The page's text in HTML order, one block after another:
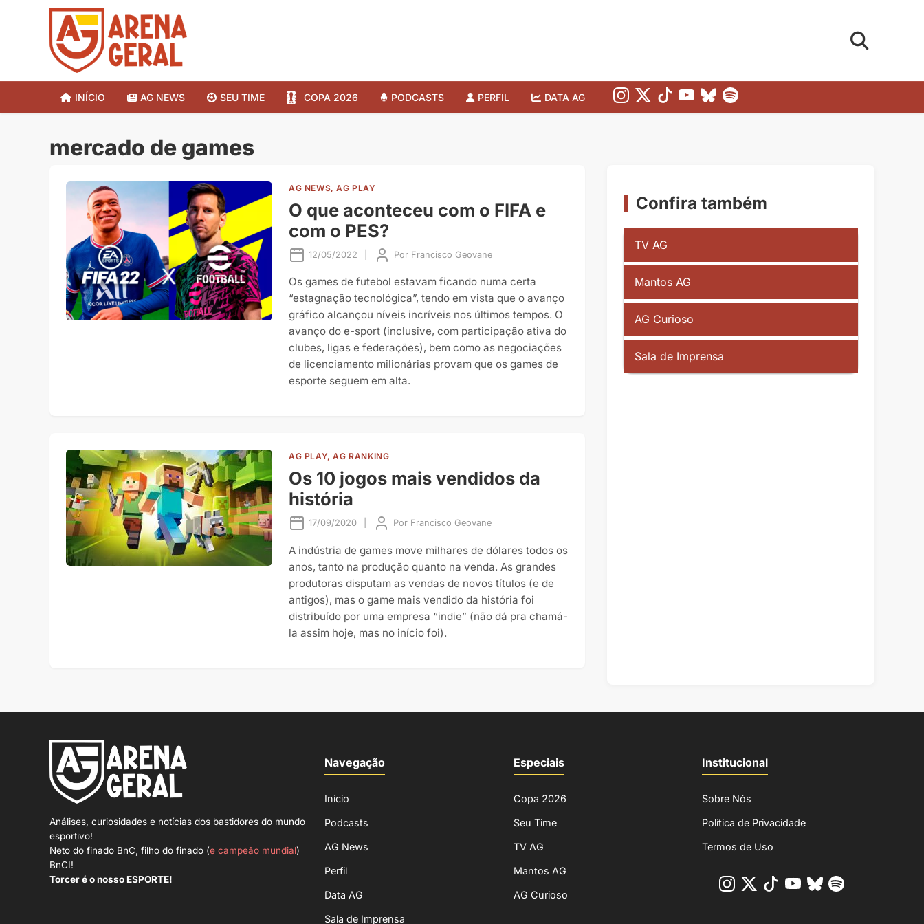
INÍCIO AG NEWS SEU TIME COPA 2026 PODCASTS PERFIL DATA AG
mercado de games
AG NEWS, AG PLAY
O que aconteceu com o FIFA e
com o PES?
12/05/2022 Por Francisco Geovane
Os games de futebol estavam ficando numa certa
“estagnação tecnológica”, tendo em vista que o avanço
gráfico alcançou níveis incríveis nos últimos tempos. O
avanço do e-sport (inclusive, com participação ativa do
clubes, ligas e federações), bem como as negociações
de licenciamento milionárias provam que os games de
esporte seguem em alta.
AG PLAY, AG RANKING
Os 10 jogos mais vendidos da
história
17/09/2020 Por Francisco Geovane
A indústria de games move milhares de dólares todos os
anos, tanto na produção quanto na venda. As grandes
produtoras disputam as vendas de novos títulos (e de
antigos), mas o game mais vendido da história foi
distribuído por uma empresa “indie” (não dá pra chamá-
la assim hoje, mas no início foi).
Confira também
TV AG
Mantos AG
AG Curioso
Sala de Imprensa
Análises, curiosidades e notícias dos bastidores do mundo
esportivo!
Neto do finado BnC, filho do finado (e campeão mundial)
BnCI!
Torcer é o nosso ESPORTE!
Navegação
Início
Podcasts
AG News
Perfil
Data AG
Sala de Imprensa
Especiais
Copa 2026
Seu Time
TV AG
Mantos AG
AG Curioso
Institucional
Sobre Nós
Política de Privacidade
Termos de Uso